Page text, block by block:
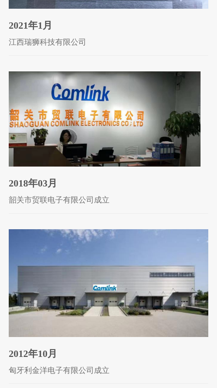
2021年1月
江西瑞狮科技有限公司
2018年03月
韶关市贸联电子有限公司成立
2012年10月
匈牙利金洋电子有限公司成立